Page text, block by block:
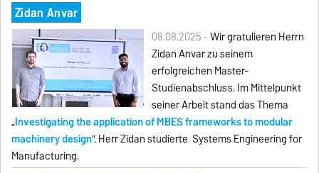
Zidan Anvar
08.08.2025 -Wir gratulieren Herrn
Zidan Anvar zu seinem
erfolgreichen Master-
Studienabschluss. Im Mittelpunkt
seiner Arbeit stand das Thema
„Investigating the application of MBES frameworks to modular
machinery design". Herr Zidan studierte Systems Engineering for
Manufacturing.